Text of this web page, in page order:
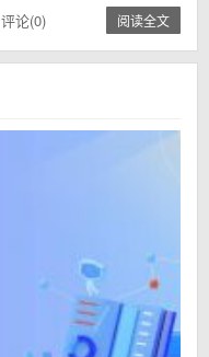
评论(0) 阅读全文